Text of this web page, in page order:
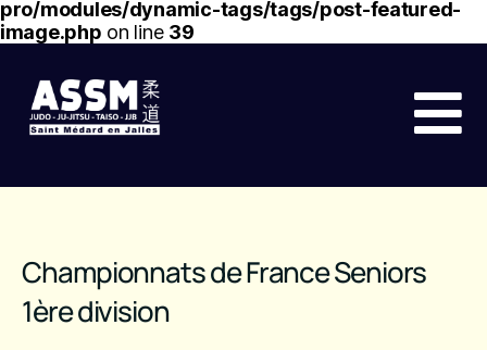
pro/modules/dynamic-tags/tags/post-featured-
image.php on line 39
Championnats de France Seniors
1ère division